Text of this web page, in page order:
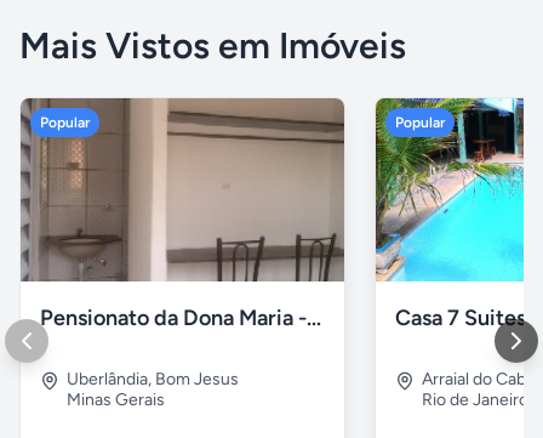
Mais Vistos em Imóveis
Popular
Pensionato da Dona Maria - Uberlândia/MG
Uberlândia, Bom Jesus
Minas Gerais
Popular
Arraial do Cabo
Rio de Janeiro